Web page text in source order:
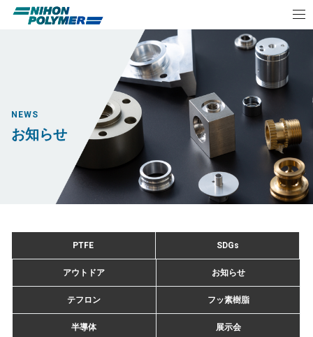
NEWS
お知らせ
PTFE SDGs
アウトドア お知らせ
テフロン フッ素樹脂
半導体 展示会